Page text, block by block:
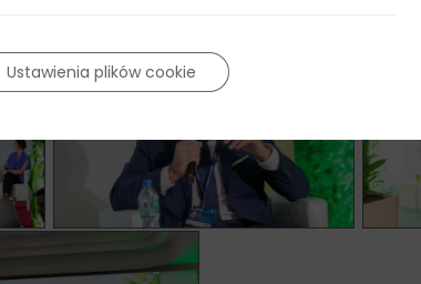
Ustawienia plików cookie